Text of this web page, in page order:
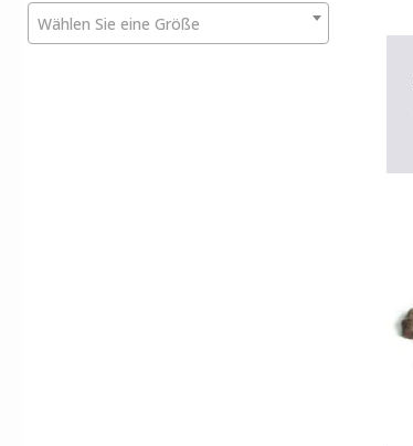
Wählen Sie eine Größe